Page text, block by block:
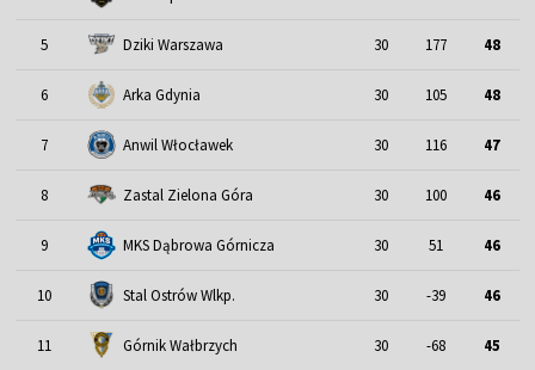
5 Dziki Warszawa 30 177 48
6 Arka Gdynia 30 105 48
7 Anwil Włocławek 30 116 47
8 Zastal Zielona Góra 30 100 46
9 MKS Dąbrowa Górnicza 30 51 46
10 Stal Ostrów Wlkp. 30 -39 46
11 Górnik Wałbrzych 30 -68 45